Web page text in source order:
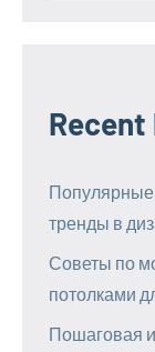
Популярные
тренды в
Советы по
потолками
Пошаговая